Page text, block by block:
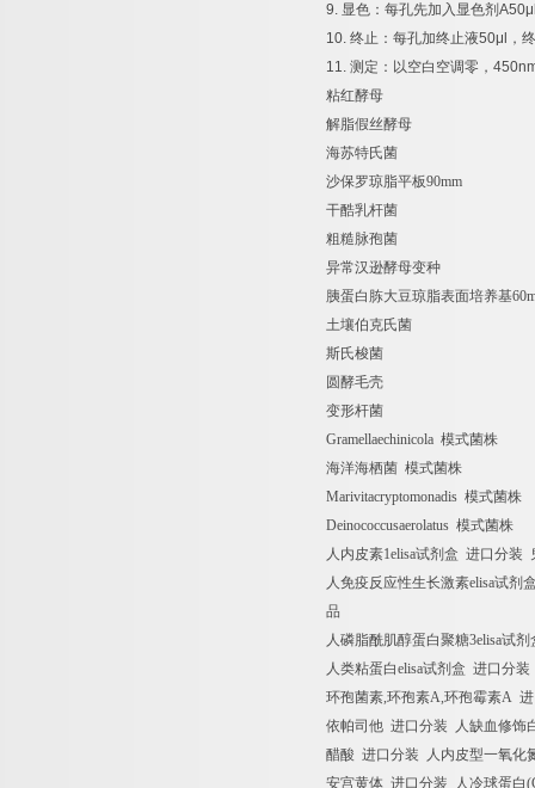
9. 显色：每孔先加入显色剂
10. 终止：每孔加终止液50μl
，
11. 测定：以空白空调零，
粘红酵母
解脂假丝酵母
海苏特氏菌
沙保罗琼脂平板90mm
干酷乳杆菌
粗糙脉孢菌
异常汉逊酵母变种
胰蛋白胨大豆琼脂表面培养基
土壤伯克氏菌
斯氏梭菌
圆酵毛壳
变形杆菌
Gramellaechinicola 模式菌株
海洋海栖菌 模式菌株
Marivitacryptomonadis 模式菌株
Deinococcusaerolatus 模式菌株
人内皮素1elisa试剂盒 进口分装
人免疫反应性生长激素elisa试剂
品
人磷脂酰肌醇蛋白聚糖3elisa试剂
人类粘蛋白elisa试剂盒 进口分装
环孢菌素,环孢素A,环孢霉素A
依帕司他 进口分装
人缺血修饰
醋酸 进口分装
人内皮型一氧化
安宫黄体 进口分装 人冷球蛋白